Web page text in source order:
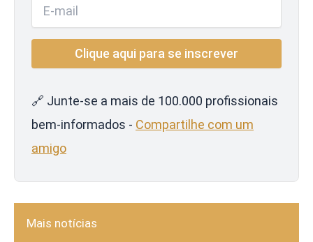
🔗 Junte-se a mais de 100.000 profissionais
bem-informados - Compartilhe com um
amigo
Mais notícias